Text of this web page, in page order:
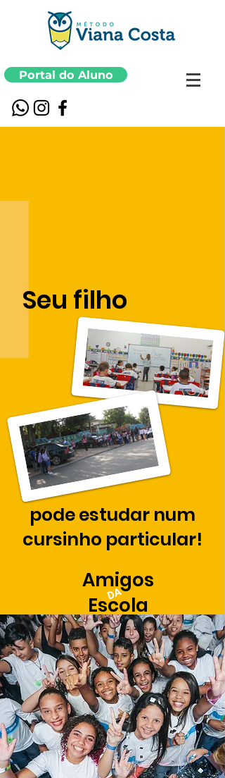
Portal do Aluno
Seu filho
pode estudar num
cursinho particular!
Amigos
Escola
DA